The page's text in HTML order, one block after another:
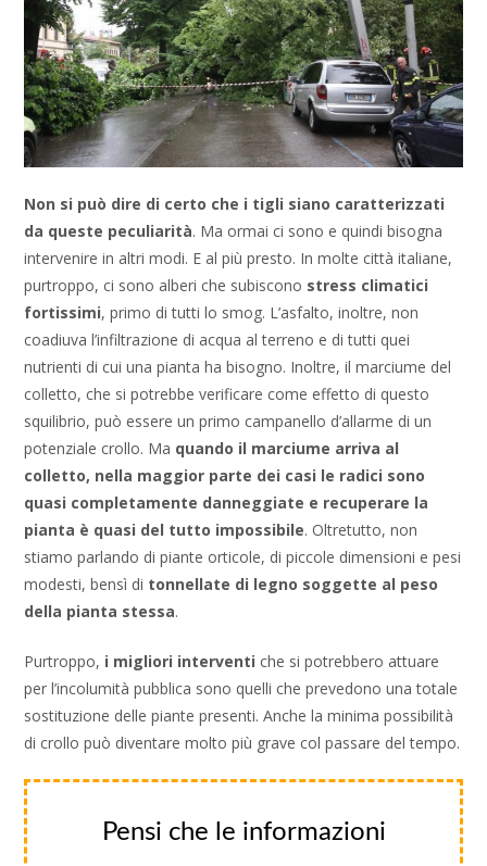
Non si può dire di certo che i tigli siano caratterizzati
da queste peculiarità. Ma ormai ci sono e quindi bisogna
intervenire in altri modi. E al più presto. In molte città italiane,
purtroppo, ci sono alberi che subiscono stress climatici
fortissimi, primo di tutti lo smog. L’asfalto, inoltre, non
coadiuva l’infiltrazione di acqua al terreno e di tutti quei
nutrienti di cui una pianta ha bisogno. Inoltre, il marciume del
colletto, che si potrebbe verificare come effetto di questo
squilibrio, può essere un primo campanello d’allarme di un
potenziale crollo. Ma quando il marciume arriva al
colletto, nella maggior parte dei casi le radici sono
quasi completamente danneggiate e recuperare la
pianta è quasi del tutto impossibile. Oltretutto, non
stiamo parlando di piante orticole, di piccole dimensioni e pesi
modesti, bensì di tonnellate di legno soggette al peso
della pianta stessa.
Purtroppo, i migliori interventi che si potrebbero attuare
per l’incolumità pubblica sono quelli che prevedono una totale
sostituzione delle piante presenti. Anche la minima possibilità
di crollo può diventare molto più grave col passare del tempo.
Pensi che le informazioni